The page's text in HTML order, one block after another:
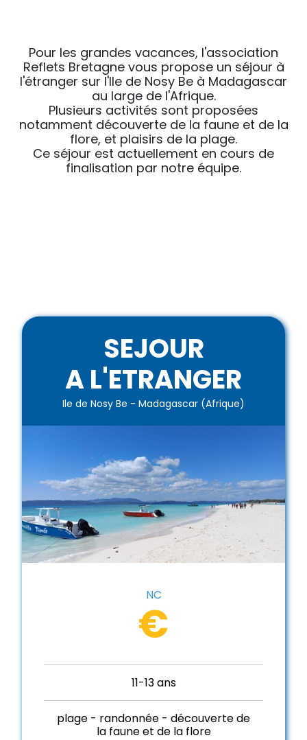
Pour les grandes vacances, l'association
Reflets Bretagne vous propose un séjour à
l'étranger sur l'Ile de Nosy Be à Madagascar
au large de l'Afrique.
Plusieurs activités sont proposées
notamment découverte de la faune et de la
flore, et plaisirs de la plage.
Ce séjour est actuellement en cours de
finalisation par notre équipe.
SEJOUR
A L'ETRANGER
Ile de Nosy Be - Madagascar (Afrique)
NC
€
11-13 ans
plage - randonnée - découverte de
la faune et de la flore